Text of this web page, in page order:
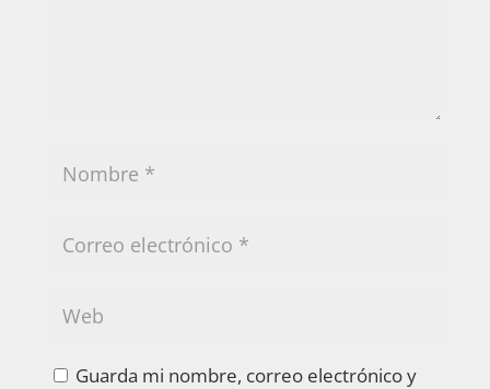
Guarda mi nombre, correo electrónico y